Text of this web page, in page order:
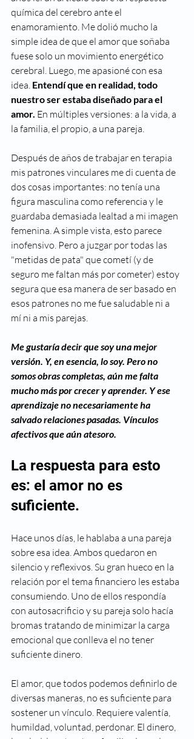
química del cerebro ante el
enamoramiento. Me dolió mucho la
simple idea de que el amor que soñaba
fuese solo un movimiento energético
cerebral. Luego, me apasioné con esa
idea. Entendí que en realidad, todo
nuestro ser estaba diseñado para el
amor. En múltiples versiones: a la vida, a
la familia, el propio, a una pareja.
Después de años de trabajar en terapia
mis patrones vinculares me di cuenta de
dos cosas importantes: no tenía una
figura masculina como referencia y le
guardaba demasiada lealtad a mi imagen
femenina. A simple vista, esto parece
inofensivo. Pero a juzgar por todas las
"metidas de pata" que cometí (y de
seguro me faltan más por cometer) estoy
segura que esa manera de ser basado en
esos patrones no me fue saludable ni a
mí ni a mis parejas.
Me gustaría decir que soy una mejor
versión. Y, en esencia, lo soy. Pero no
somos obras completas, aún me falta
mucho más por crecer y aprender. Y ese
aprendizaje no necesariamente ha
salvado relaciones pasadas. Vínculos
afectivos que aún atesoro.
La respuesta para esto
es: el amor no es
suficiente.
Hace unos días, le hablaba a una pareja
sobre esa idea. Ambos quedaron en
silencio y reflexivos. Su gran hueco en la
relación por el tema financiero les estaba
consumiendo. Uno de ellos respondía
con autosacrificio y su pareja solo hacía
bromas tratando de minimizar la carga
emocional que conlleva el no tener
suficiente dinero.
El amor, que todos podemos definirlo de
diversas maneras, no es suficiente para
sostener un vínculo. Requiere valentía,
humildad, voluntad, perdonar. El dinero,